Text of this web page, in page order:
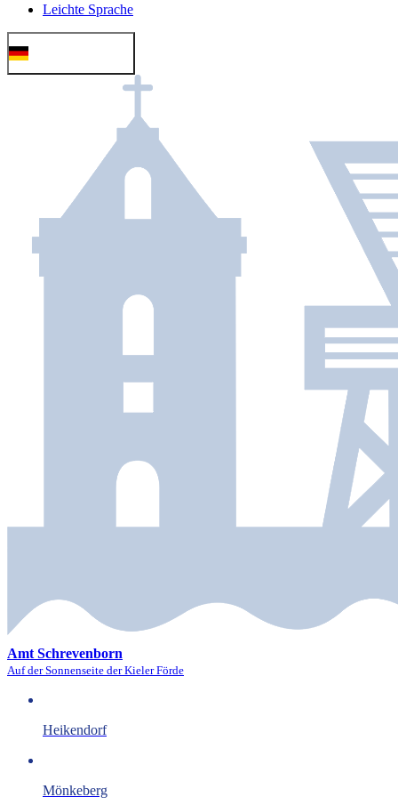
Leichte Sprache
Amt Schrevenborn
Auf der Sonnenseite der Kieler Förde
Heikendorf
Mönkeberg